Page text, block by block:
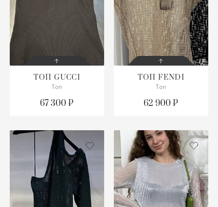
СОСТОЯНИЕ
наличие нужного
ПОДРОБНЕЕ
ТОПGUCCI
Топ
67 300 ₽
СОСТОЯНИЕ
наличие нужного
размера
ПОДРОБНЕЕ
ТОПFENDI
Топ
62 900 ₽